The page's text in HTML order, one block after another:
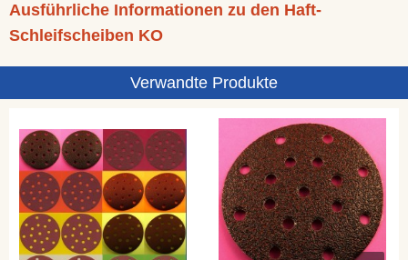
Ausführliche Informationen zu den Haft-
Schleifscheiben KO
Verwandte Produkte